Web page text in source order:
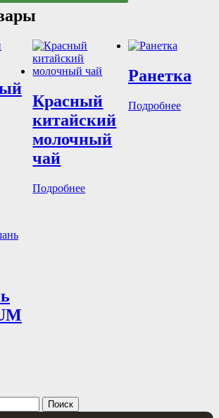
Красный
китайский
молочный
чай
Подробнее
Ранетка
Подробнее
Поиск